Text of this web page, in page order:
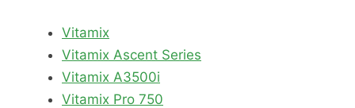
Vitamix
Vitamix Ascent Series
Vitamix A3500i
Vitamix Pro 750